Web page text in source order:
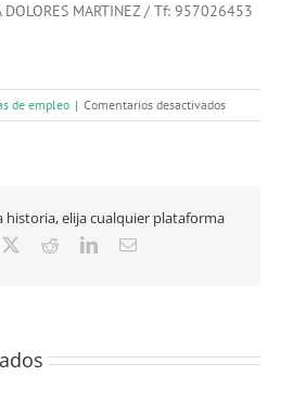
MARTINEZ / Tf: 957026453
de empleo | Comentarios desactivadosen
Especialista
historia, elija cualquier plataforma
RedditLinkedInCorreo